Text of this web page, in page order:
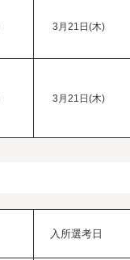
3月21日(木)
3月21日(木)
入所選考日